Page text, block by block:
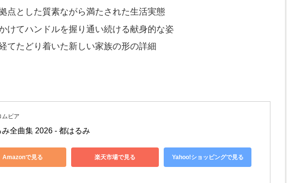
点とした質素ながら満たされた生活実態
けてハンドルを握り通い続ける献身的な姿
てたどり着いた新しい家族の形の詳細
ムビア
全曲集 2026 - 都はるみ
Amazonで見る 楽天市場で見る Yahoo!ショッピングで見る